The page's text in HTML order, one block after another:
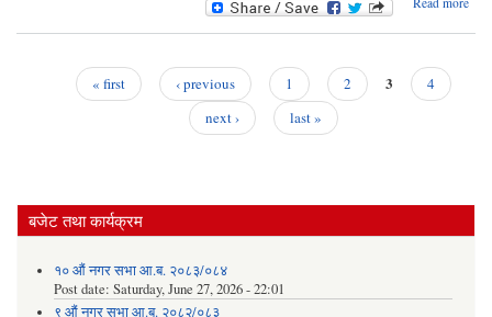
« first ‹ previous 1 2 3
4
next ›
last »
बजेट तथा कार्यक्रम
१० औं नगर सभा आ.ब. २०८३/०८४
Post date: Saturday, June 27, 2026 - 22:01
९ औं नगर सभा आ.ब. २०८२/०८३